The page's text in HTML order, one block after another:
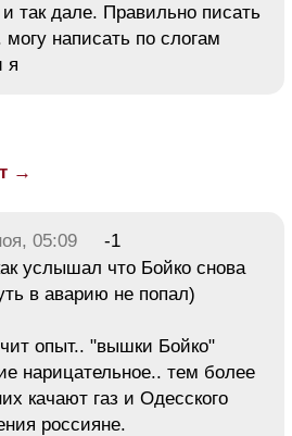
так дале. Правильно писать
написать по слогам
я
→
05:09
-1
услышал что Бойко снова
в аварию не попал)
опыт.. "вышки Бойко"
нарицательное.. тем более
качают газ и Одесского
россияне.